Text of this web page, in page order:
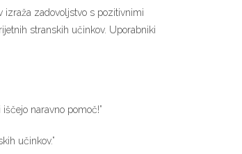
izraža zadovoljstvo s pozitivnimi
stranskih učinkov. Uporabniki
naravno pomoč!”
učinkov.”